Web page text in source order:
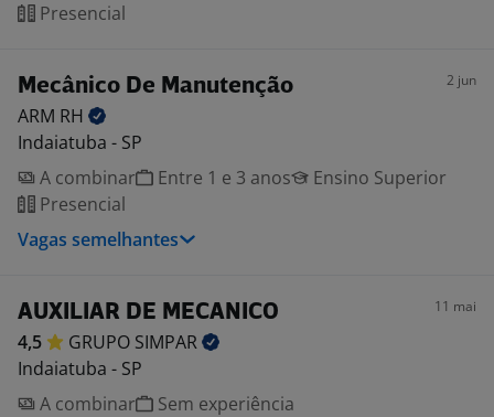
Presencial
Mecânico De Manutenção 2 jun
ARM RH
Indaiatuba - SP
A combinar
Entre 1 e 3 anos
Ensino Superior
Presencial
Vagas semelhantes
AUXILIAR DE MECANICO 11 mai
4,5 GRUPO SIMPAR
Indaiatuba - SP
A combinar
Sem experiência